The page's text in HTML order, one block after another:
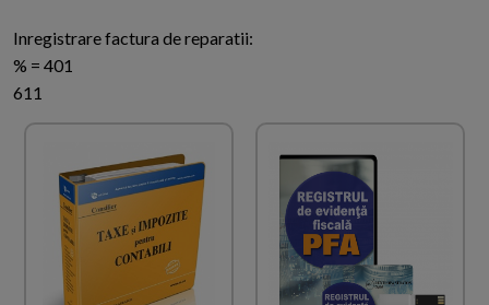
Inregistrare factura de reparatii:
% = 401
611